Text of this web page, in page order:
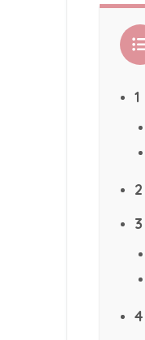
1
2
3
4